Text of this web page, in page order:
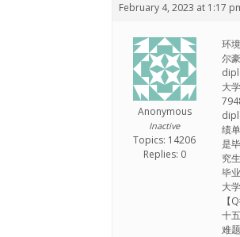
February 4, 2023 at 1:17
Anonymous
Inactive
Topics: 14206
Replies: 0
环
尔
大
绩
是
究
毕
大
【
十
难